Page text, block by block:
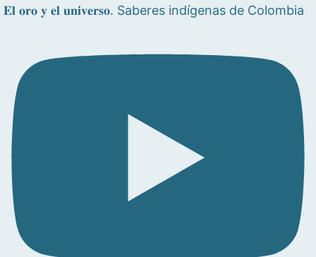
𝐄𝐥 𝐨𝐫𝐨 𝐲 𝐞𝐥 𝐮𝐧𝐢𝐯𝐞𝐫𝐬𝐨. Saberes indígenas de Colombia